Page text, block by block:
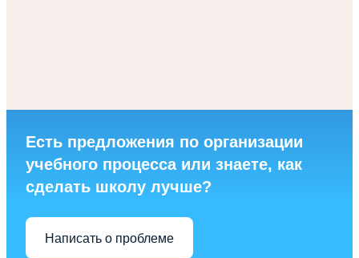
Есть предложения по организации
учебного процесса или знаете, как
сделать школу лучше?
Написать о проблеме